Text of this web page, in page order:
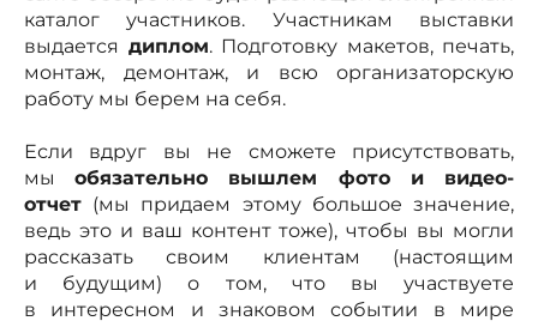
каталог участников. Участникам выставки
выдается диплом. Подготовку макетов, печать,
монтаж, демонтаж, и всю организаторскую
работу мы берем на себя.
Если вдруг вы не сможете присутствовать,
мыобязательно вышлем фото и видео-
отчет (мы придаем этому большое значение,
ведь это и ваш контент тоже), чтобы вы могли
рассказать своим клиентам (настоящим
и будущим) о том, что вы участвуете
в интересном и знаковом событии в мире